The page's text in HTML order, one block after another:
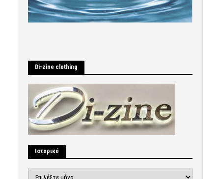
Di-zine clothing
Ιστορικό